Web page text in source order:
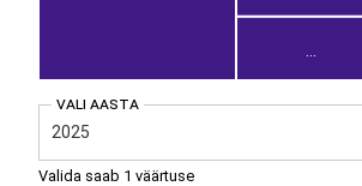
...
Vali Aasta
2025
Valida saab 1 väärtuse